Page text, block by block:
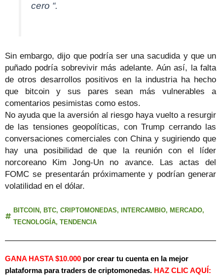
cero “.
Sin embargo, dijo que podría ser una sacudida y que un
puñado podría sobrevivir más adelante. Aún así, la falta
de otros desarrollos positivos en la industria ha hecho
que bitcoin y sus pares sean más vulnerables a
comentarios pesimistas como estos.
No ayuda que la aversión al riesgo haya vuelto a resurgir
de las tensiones geopolíticas, con Trump cerrando las
conversaciones comerciales con China y sugiriendo que
hay una posibilidad de que la reunión con el líder
norcoreano Kim Jong-Un no avance. Las actas del
FOMC se presentarán próximamente y podrían generar
volatilidad en el dólar.
BITCOIN , BTC, CRIPTOMONEDAS, INTERCAMBIO, MERCADO,
TECNOLOGÍA, TENDENCIA
GANA HASTA $10.000 por crear tu cuenta en la mejor
plataforma para traders de criptomonedas. HAZ CLIC AQUÍ: